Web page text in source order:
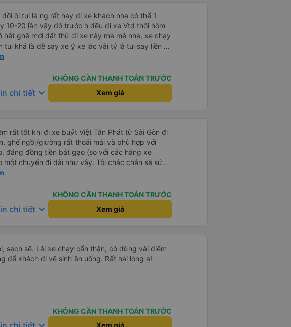
dồi ôi tui là ng rất hay đi xe khách nha có thể 1
10-20 lần vậy đó trước h đều đi xe Vtd thôi hôm
hết ghế mới đặt thử đi xe này mà mê nha, xe chạy
tui khá là dễ say xe ý xe lắc vài tý là tui say liền à
tui ngồi các kiểu thậm chí gần nữa đoạn đg tui
nóng nhiều xe tui đy máy lạnh mở như mùa
cực luôn, chăn cũng ấm lắm má ko hôi ko ngứa
lắm tr có mấy xe chăn mỏng điều hòa lạnh đắp
thậm chí giấy cũng ko luôn 😭 nhưng bù lại thì
bé nha, vé ăn cũng mắc hơn những xe khác,
bán vé hơi cọc hình như xe này cũng bị phản
hay sao á . Tổng kết giá rẻ, wc (có nước), chăn
xe êm ko lắc ko say nhưng giường bé, vé ăn nhích
những xe khác, phục vụ vé ko tốt nhưng tui
KHÔNG CẦN THANH TOÁN TRƯỚC
chi tiết keyboard_arrow_down Xem giá
rất tốt khi đi xe buýt Việt Tân Phát từ Sài Gòn đi
ghế ngồi/giường rất thoải mái và phù hợp với
đáng đồng tiền bát gạo (so với các hãng xe
một chuyến đi dài như vậy. Tôi chắc chắn sẽ sử
KHÔNG CẦN THANH TOÁN TRƯỚC
chi tiết keyboard_arrow_down Xem giá
sạch sẽ. Lái xe chạy cẩn thận, có dừng vài điểm
để khách đi vệ sinh ăn uống. Rất hài lòng ạ!
KHÔNG CẦN THANH TOÁN TRƯỚC